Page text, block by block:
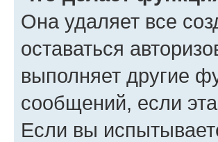
Она удаляет все
оставаться
выполняет другие
сообщений, если
Если вы